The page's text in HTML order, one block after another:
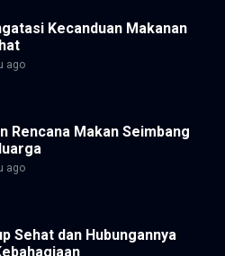
Kecanduan Makanan
ago
Rencana Makan Seimbang
ago
Sehat dan Hubungannya